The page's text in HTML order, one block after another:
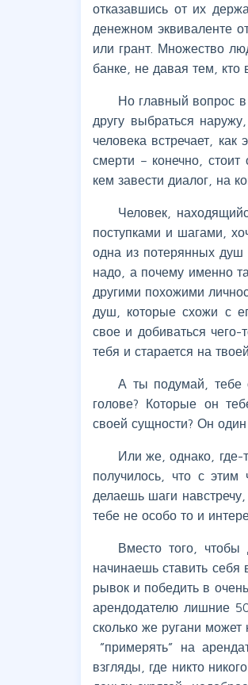
отказавшись от их
денежном эквиваленте
или грант. Множество
банке, не давая тем, кто
Но главный вопрос
другу выбраться
человека встречает,
смерти – конечно,
кем завести диалог, на
Человек,
поступками и шагами,
одна из потерянных душ
надо, а почему именно
другими похожими
душ, которые схожи с
свое и добиваться
тебя и старается на
А ты подумай, тебе
голове? Которые он
своей сущности? Он
Или же, однако, где-
получилось, что с
делаешь шаги
тебе не особо то и
Вместо того, чтобы
начинаешь ставить
рывок и победить в
арендодателю лишние
сколько же ругани
”примерять” на
взгляды, где никто